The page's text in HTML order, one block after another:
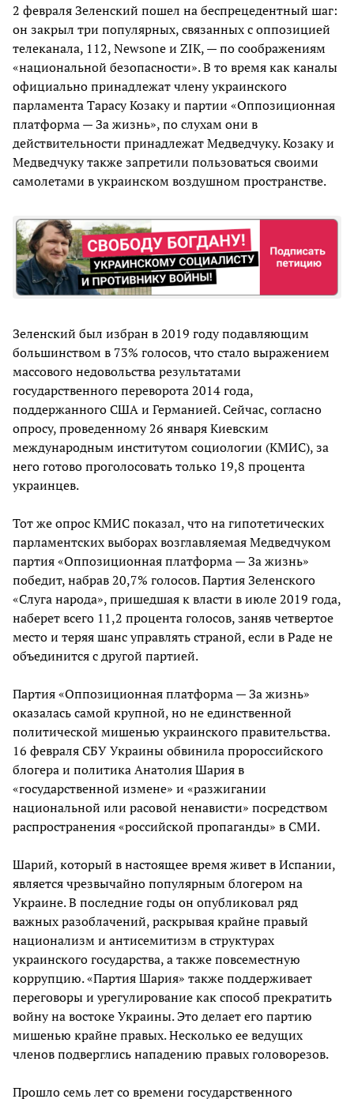
2 февраля Зеленский пошел на беспрецедентный шаг:
он закрыл три популярных, связанных с оппозицией
телеканала, 112, Newsone и ZIK, — по соображениям
«национальной безопасности». В то время как каналы
официально принадлежат члену украинского
парламента Тарасу Козаку и партии «Оппозиционная
платформа — За жизнь», по слухам они в
действительности принадлежат Медведчуку. Козаку и
Медведчуку также запретили пользоваться своими
самолетами в украинском воздушном пространстве.
Зеленский был избран в 2019 году подавляющим
большинством в 73% голосов, что стало выражением
массового недовольства результатами
государственного переворота 2014 года,
поддержанного США и Германией. Сейчас, согласно
опросу, проведенному 26 января Киевским
международным институтом социологии (КМИС), за
него готово проголосовать только 19,8 процента
украинцев.
Тот же опрос КМИС показал, что на гипотетических
парламентских выборах возглавляемая Медведчуком
партия «Оппозиционная платформа — За жизнь»
победит, набрав 20,7% голосов. Партия Зеленского
«Слуга народа», пришедшая к власти в июле 2019 года,
наберет всего 11,2 процента голосов, заняв четвертое
место и теряя шанс управлять страной, если в Раде не
объединится с другой партией.
Партия «Оппозиционная платформа — За жизнь»
оказалась самой крупной, но не единственной
политической мишенью украинского правительства.
16 февраля СБУ Украины обвинила пророссийского
блогера и политика Анатолия Шария в
«государственной измене» и «разжигании
национальной или расовой ненависти» посредством
распространения «российской пропаганды» в СМИ.
Шарий, который в настоящее время живет в Испании,
является чрезвычайно популярным блогером на
Украине. В последние годы он опубликовал ряд
важных разоблачений, раскрывая крайне правый
национализм и антисемитизм в структурах
украинского государства, а также повсеместную
коррупцию. «Партия Шария» также поддерживает
переговоры и урегулирование как способ прекратить
войну на востоке Украины. Это делает его партию
мишенью крайне правых. Несколько ее ведущих
членов подверглись нападению правых головорезов.
Прошло семь лет со времени государственного